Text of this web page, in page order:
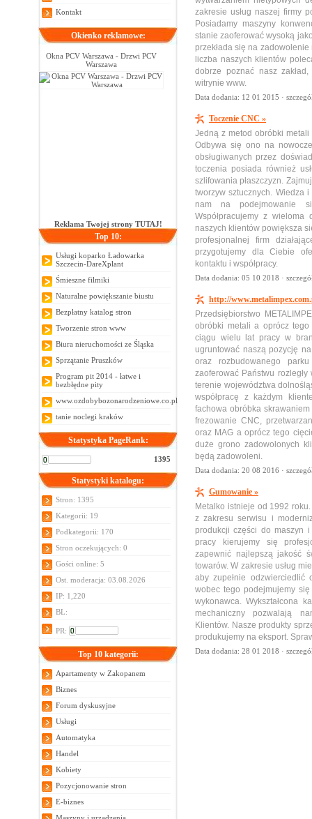
Kontakt
Okienko reklamowe:
Okna PCV Warszawa - Drzwi PCV
Warszawa
Reklama Twojej strony TUTAJ!
Top 10:
Usługi koparko Ładowarka
Szczecin-DareXplant
Śmieszne filmiki
Naturalne powiększanie biustu
Bezpłatny katalog stron
Tworzenie stron www
Biura nieruchomości ze Śląska
Sprzątanie Pruszków
Program pit 2014 - łatwe i
bezbłędne pity
www.ozdobybozonarodzeniowe.co.pl
tanie noclegi kraków
Statystyka PageRank:
1395
Statystyki katalogu:
Stron: 1395
Kategorii: 19
Podkategorii: 170
Stron oczekujących: 0
Gości online: 5
Ost. moderacja: 03.08.2026
IP: 1,220
BL:
PR:
Top 10 kategorii:
Apartamenty w Zakopanem
Biznes
Forum dyskusyjne
Usługi
Automatyka
Handel
Kobiety
Pozycjonowanie stron
E-biznes
zakresie usług naszej firmy
Posiadamy maszyny
stanie zaoferować wysoką
przekłada się na
liczba naszych klientów
dobrze poznać nasz
witrynie www.
Data dodania: 12 01 2015 ·
Toczenie CNC »
Jedną z metod obróbki
Odbywa się ono na
obsługiwanych przez
toczenia posiada również
szlifowania płaszczyzn.
tworzyw sztucznych. Wiedza
nam na podejmowanie
Współpracujemy z
naszych klientów powiększa
profesjonalnej firm
przygotujemy dla Ciebie
kontaktu i współpracy.
Data dodania: 05 10 2018 ·
http://
Przedsiębiorstwo
obróbki metali a oprócz
ciągu wielu lat pracy w
ugruntować naszą pozycję
oraz rozbudowanego
zaoferować Państwu rozległy
terenie województwa
współpracę z każdym
fachowa obróbka
frezowanie CNC,
oraz MAG a oprócz tego
duże grono zadowolonych
będą zadowoleni.
Data dodania: 20 08 2016 ·
Gumowanie »
Metalko istnieje od 1992
z zakresu serwisu i
produkcji części do maszyn
pracy kierujemy się
zapewnić najlepszą jakość
towarów. W zakresie usług
aby zupełnie odzwierciedlić
wobec tego podejmujemy
wykonawca. Wykształcona
mechaniczny pozwalają
Klientów. Nasze produkty
produkujemy na eksport.
Data dodania: 28 01 2018 ·